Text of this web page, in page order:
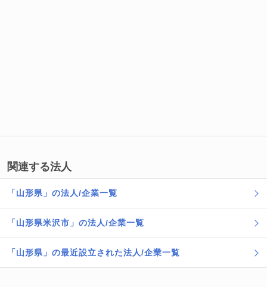
関連する法人
「山形県」の法人/企業一覧
「山形県米沢市」の法人/企業一覧
「山形県」の最近設立された法人/企業一覧